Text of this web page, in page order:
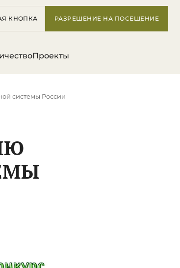
КНОПКА РАЗРЕШЕНИЕ НА ПОСЕЩЕНИЕ
Проекты
системы России